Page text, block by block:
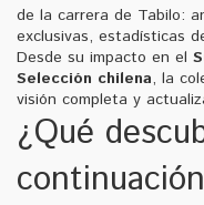
de la carrera de Tabilo:
exclusivas, estadísticas
Desde su impacto en el
Selección chilena, la
visión completa y
¿Qué